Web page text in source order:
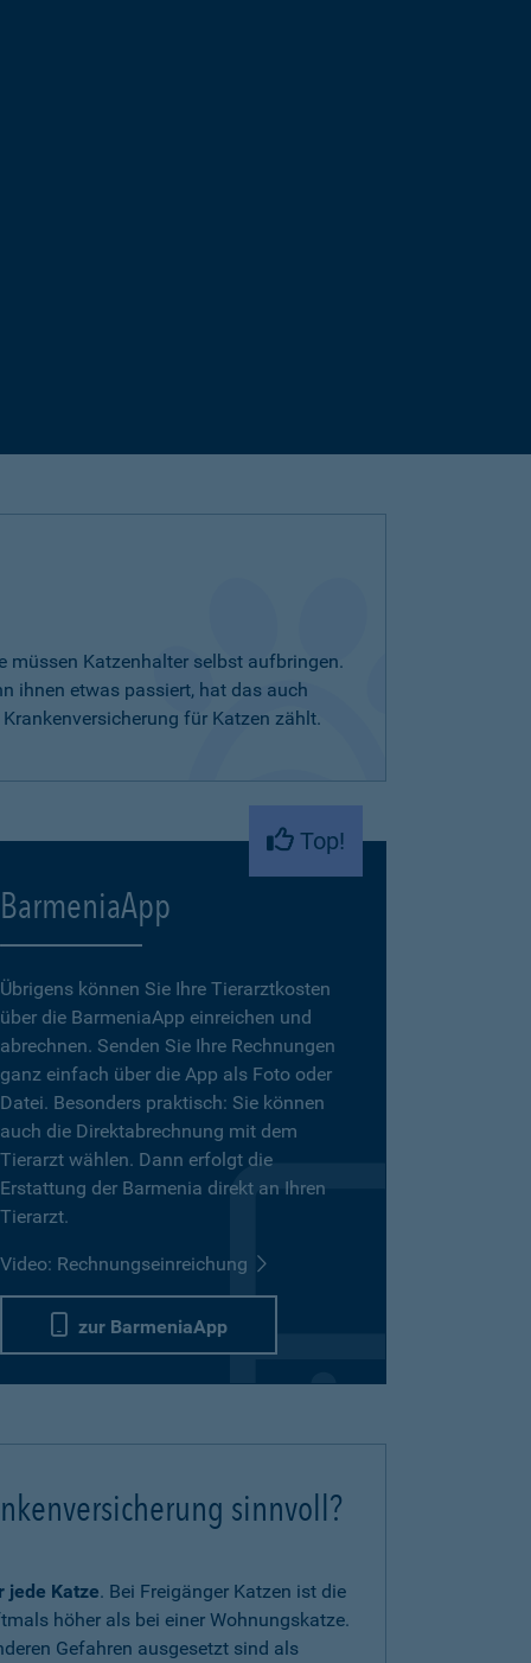
müssen Katzenhalter selbst aufbringen.
ihnen etwas passiert, hat das auch
für Katzen zählt.
Top!
BarmeniaApp
Übrigens können Sie Ihre Tierarztkosten
über die BarmeniaApp einreichen und
abrechnen. Senden Sie Ihre Rechnungen
ganz einfach über die App als Foto oder
Datei. Besonders praktisch: Sie können
auch die Direktabrechnung mit dem
Tierarzt wählen. Dann erfolgt die
Erstattung der Barmenia direkt an Ihren
Tierarzt.
Video: Rechnungseinreichung
zur BarmeniaApp
sinnvoll?
jede Katze. Bei Freigänger Katzen ist die
höher als bei einer Wohnungskatze.
Gefahren ausgesetzt sind als